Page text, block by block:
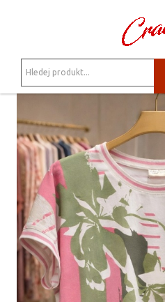
TRIKA, MIKINY /